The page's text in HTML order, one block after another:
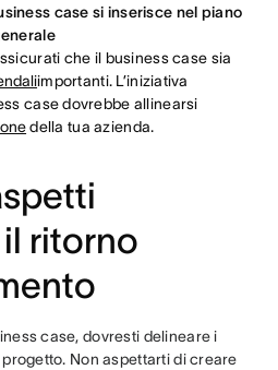
case si inserisce nel piano
che il business case sia
importanti. L’iniziativa
case dovrebbe allinearsi
della tua azienda.
ritorno
case, dovresti delineare i
Non aspettarti di creare